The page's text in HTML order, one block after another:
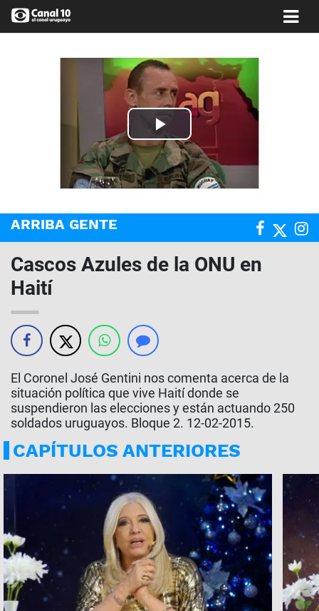
Play
Video
ARRIBA GENTE
Cascos Azules de la ONU en
Haití
El Coronel José Gentini nos comenta acerca de la
situación política que vive Haití donde se
suspendieron las elecciones y están actuando 250
soldados uruguayos. Bloque 2. 12-02-2015.
CAPÍTULOS ANTERIORES